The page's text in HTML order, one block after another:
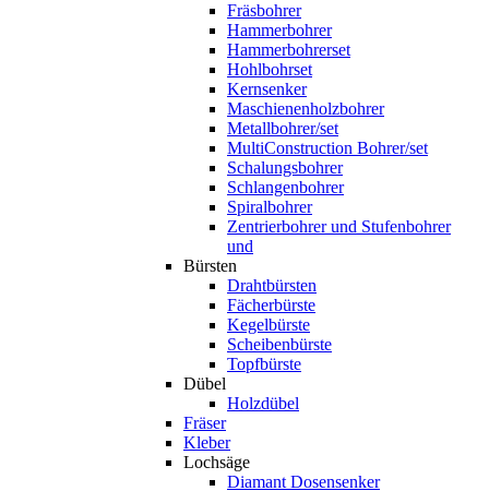
Fräsbohrer
Hammerbohrer
Hammerbohrerset
Hohlbohrset
Kernsenker
Maschienenholzbohrer
Metallbohrer/set
MultiConstruction Bohrer/set
Schalungsbohrer
Schlangenbohrer
Spiralbohrer
Zentrierbohrer und Stufenbohrer
und
Bürsten
Drahtbürsten
Fächerbürste
Kegelbürste
Scheibenbürste
Topfbürste
Dübel
Holzdübel
Fräser
Kleber
Lochsäge
Diamant Dosensenker